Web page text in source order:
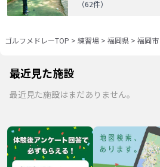
（62件）
ゴルフメドレーTOP > 練習場 > 福岡県 > 福岡市
最近見た施設
最近見た施設はまだありません。